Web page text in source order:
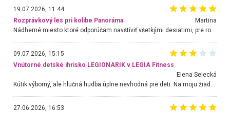
19.07.2026, 11:44
Rozprávkový les pri kolibe Panoráma
Martina
Nádherné miesto ktoré odporúčam navštíviť všetkými desiatimi, pre rodiny s deťmi, dôchodcom... Proste a jednoducho ozaj rozprávkový les.. určite ešte prídeme. Odniesli sme si na pamiatku krásne tričká,
09.07.2026, 15:15
Vnútorné detské ihrisko LEGIONARIK v LEGIA Fitness
Elena Selecká
Kútik výborný, ale hlučná hudba úplne nevhodná pre deti. Na moju žiadosť o aspoň sušenie nereagovali.
27.06.2026, 16:53